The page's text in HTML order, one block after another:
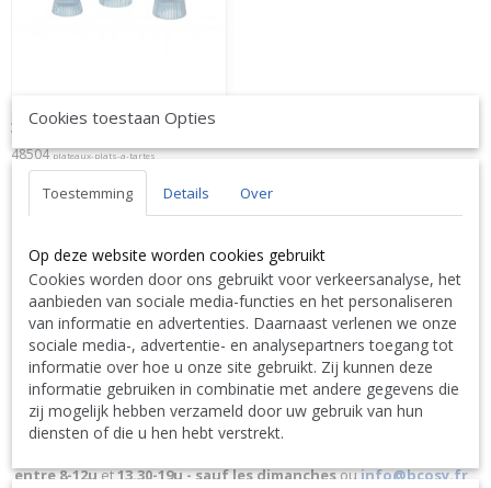
J-Line Set De 3 Plat A Gateaux Nelly
Verre Bleu JLine 48504 by Jolipa
48504plateaux-plats-a-tartes
€ 44,99
Bcosy - B-9950 Waarschoot Belgique --Numéro TVA
BE0889388248
entre8-12uet13.30-19u - sauf les dimanchesouinfo@bcosy.fr
Cookies toestaan Opties
Toestemming Details Over
Op deze website worden cookies gebruikt
Cookies worden door ons gebruikt voor verkeersanalyse, het
aanbieden van sociale media-functies en het personaliseren
van informatie en advertenties. Daarnaast verlenen we onze
sociale media-, advertentie- en analysepartners toegang tot
informatie over hoe u onze site gebruikt. Zij kunnen deze
informatie gebruiken in combinatie met andere gegevens die
zij mogelijk hebben verzameld door uw gebruik van hun
diensten of die u hen hebt verstrekt.